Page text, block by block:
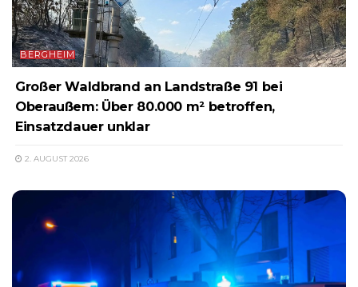
BERGHEIM
Großer Waldbrand an Landstraße 91 bei
Oberaußem: Über 80.000 m² betroffen,
Einsatzdauer unklar
2. AUGUST 2026